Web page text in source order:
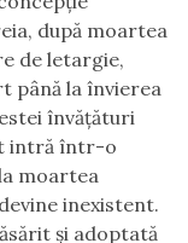
după moartea
de letargie,
până la învierea
învățături
intră într-o
moartea
inexistent.
și adoptată